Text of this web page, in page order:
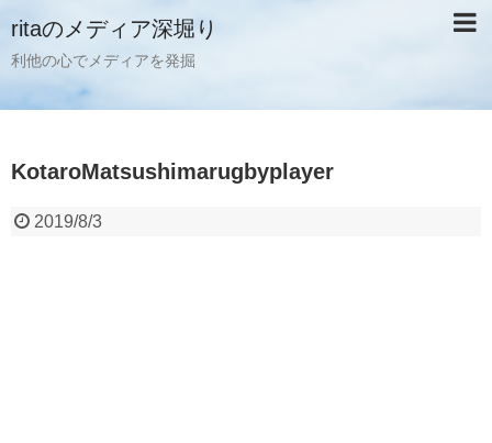
ritaのメディア深堀り
利他の心でメディアを発掘
KotaroMatsushimarugbyplayer
2019/8/3